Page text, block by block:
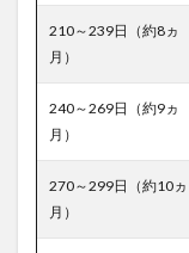
210～239日（約8ヵ
月）
240～269日（約9ヵ
月）
270～299日（約10ヵ
月）